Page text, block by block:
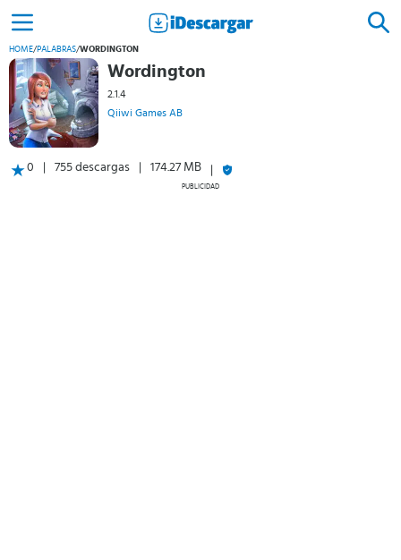
HOME/PALABRAS/WORDINGTON
Wordington
2.1.4
Qiiwi Games AB
0 755 descargas 174.27 MB
PUBLICIDAD